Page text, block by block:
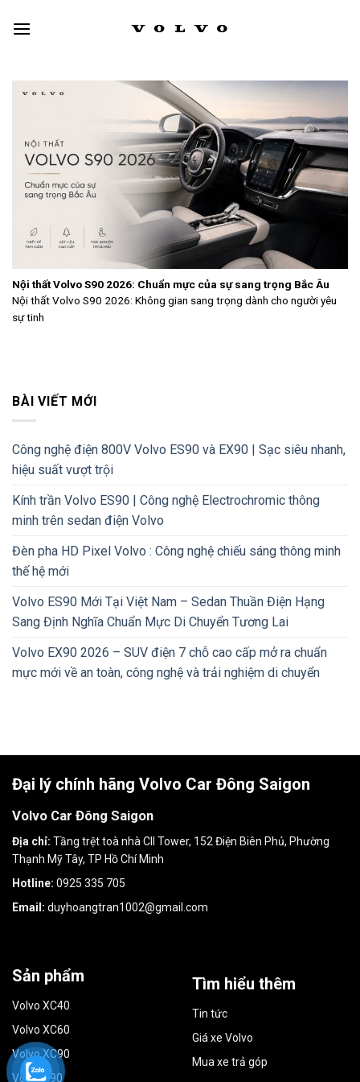
Nội thất Volvo S90 2026: Chuẩn mực của sự sang trọng Bắc Âu
Nội thất Volvo S90 2026: Không gian sang trọng dành cho người yêu
sự tinh
BÀI VIẾT MỚI
Công nghệ điện 800V Volvo ES90 và EX90 | Sạc siêu nhanh,
hiệu suất vượt trội
Kính trần Volvo ES90 | Công nghệ Electrochromic thông
minh trên sedan điện Volvo
Đèn pha HD Pixel Volvo : Công nghệ chiếu sáng thông minh
thế hệ mới
Volvo ES90 Mới Tại Việt Nam – Sedan Thuần Điện Hạng
Sang Định Nghĩa Chuẩn Mực Di Chuyển Tương Lai
Volvo EX90 2026 – SUV điện 7 chỗ cao cấp mở ra chuẩn
mực mới về an toàn, công nghệ và trải nghiệm di chuyển
Đại lý chính hãng Volvo Car Đông Saigon
Volvo Car Đông Saigon
Địa chỉ: Tầng trệt toà nhà CII Tower, 152 Điện Biên Phủ, Phường
Thạnh Mỹ Tây, TP Hồ Chí Minh
Hotline: 0925 335 705
Email: duyhoangtran1002@gmail.com
Sản phẩm
Volvo XC40
Volvo XC60
Volvo XC90
Volvo S90
Tìm hiểu thêm
Tin tức
Giá xe Volvo
Mua xe trả góp